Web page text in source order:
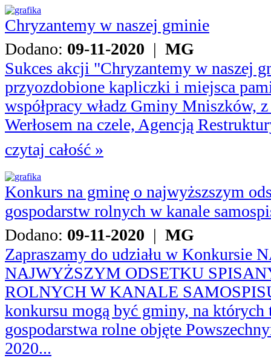
Chryzantemy w naszej gminie
Dodano: 09-11-2020 | MG
Sukces akcji "Chryzantemy w naszej
przyozdobione kapliczki i miejsca
współpracy władz Gminy Mniszków,
Werłosem na czele, Agencją
czytaj całość »
Konkurs na gminę o najwyższszym
gospodarstw rolnych w kanale
Dodano: 09-11-2020 | MG
Zapraszamy do udziału w Konkursie
NAJWYŻSZYM ODSETKU
ROLNYCH W KANALE
konkursu mogą być gminy, na których
gospodarstwa rolne objęte
2020...